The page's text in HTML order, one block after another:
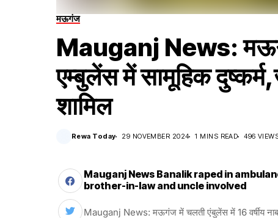
मऊगंज
Mauganj News:
एम्बुलेंस में सामूहिक
शामिल
Rewa Today 29 NOVEMBER 2024 1 MINS READ 496
Mauganj News Banalik raped in
brother-in-law and uncle involved
Mauganj News: मऊगंज में चलती एंबुलेंस में 16 वर्षीय